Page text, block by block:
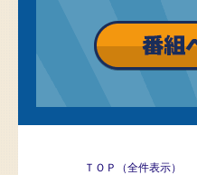
ＴＯＰ（全件表示）